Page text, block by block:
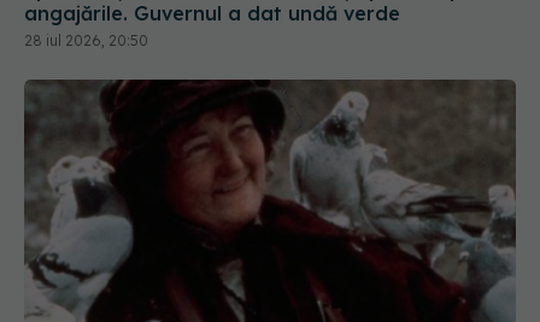
angajările. Guvernul a dat undă verde
28 iul 2026, 20:50